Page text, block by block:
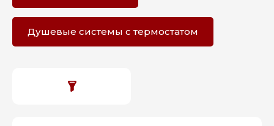
Душевые системы с термостатом